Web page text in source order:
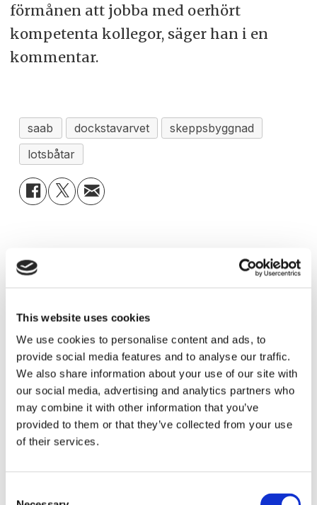
This website uses cookies
We use cookies to personalise content and ads, to
provide social media features and to analyse our traffic.
We also share information about your use of our site with
our social media, advertising and analytics partners who
may combine it with other information that you’ve
provided to them or that they’ve collected from your use
of their services.
förmånen att jobba med oerhört
kompetenta kollegor, säger han i en
kommentar.
saab dockstavarvet
skeppsbyggnad
lotsbåtar
Annons
ESL Shipping tar steget mot